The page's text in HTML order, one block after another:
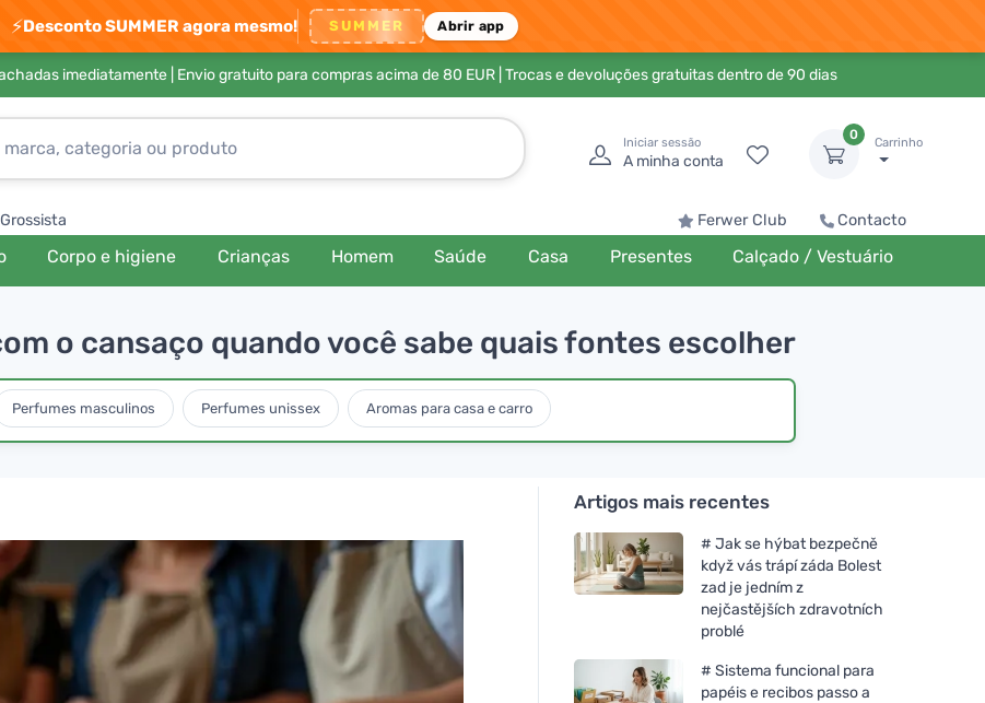
⚡Desconto SUMMER agora mesmo! SUMMER Abrir app
imediatamente | Envio gratuito para compras acima de 80 EUR| Trocas e devoluções gratuitas dentro de 90 dias
Iniciar sessão
A minha conta
0
Carrinho
Grossista Ferwer Club Contacto
Corpo e higiene Crianças Homem Saúde Casa Presentes Calçado / Vestuário
o cansaço quando você sabe quais fontes escolher
Perfumes masculinos Perfumes unissex Aromas para casa e carro
Artigos mais recentes
# Jak se hýbat bezpečně
když vás trápí záda Bolest
zad je jedním z
nejčastějších zdravotních
problé
# Sistema funcional para
papéis e recibos passo a